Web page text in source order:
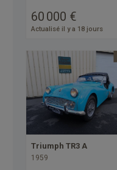
60 000 €
Actualisé il y a 18 jours
Triumph TR3 A
1959